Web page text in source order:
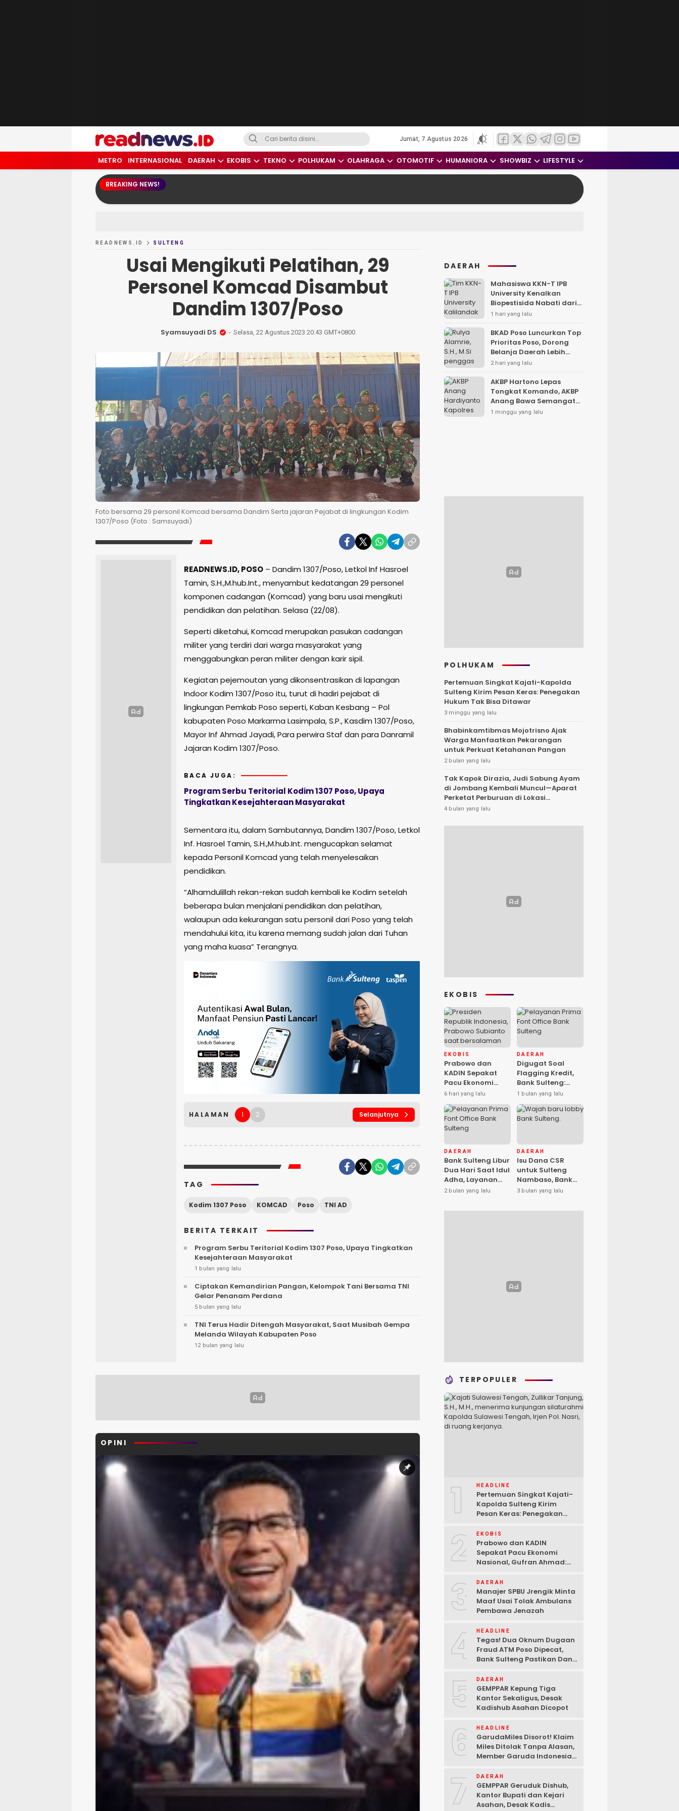
readnews.id
Berita Terkini, Update Terbaru Hari ini dari Indonesia dan Dunia
Jumat, 7 Agustus 2026
METRO INTERNASIONAL DAERAH EKOBIS TEKNO POLHUKAM OLAHRAGA OTOMOTIF HUMANIORA SHOWBIZ LIFESTYLE
BREAKING NEWS!
READNEWS.ID SULTENG
Usai Mengikuti Pelatihan, 29
Personel Komcad Disambut
Dandim 1307/Poso
Syamsuyadi DS Selasa, 22 Agustus 2023 20:43 GMT+0800
Foto bersama 29 personil Komcad bersama Dandim Serta jajaran Pejabat di lingkungan Kodim
1307/Poso (Foto : Samsuyadi)
READNEWS.ID, POSO – Dandim 1307/Poso, Letkol Inf Hasroel
Tamin, S.H.,M.hub.Int., menyambut kedatangan 29 personel
komponen cadangan (Komcad) yang baru usai mengikuti
pendidikan dan pelatihan. Selasa (22/08).
Seperti diketahui, Komcad merupakan pasukan cadangan
militer yang terdiri dari warga masyarakat yang
menggabungkan peran militer dengan karir sipil.
Kegiatan pejemoutan yang dikonsentrasikan di lapangan
Indoor Kodim 1307/Poso itu, turut di hadiri pejabat di
lingkungan Pemkab Poso seperti, Kaban Kesbang – Pol
kabupaten Poso Markarma Lasimpala, S.P., Kasdim 1307/Poso,
Mayor Inf Ahmad Jayadi, Para perwira Staf dan para Danramil
Jajaran Kodim 1307/Poso.
BACA JUGA:
Program Serbu Teritorial Kodim 1307 Poso, Upaya
Tingkatkan Kesejahteraan Masyarakat
Sementara itu, dalam Sambutannya, Dandim 1307/Poso, Letkol
Inf. Hasroel Tamin, S.H.,M.hub.Int. mengucapkan selamat
kepada Personil Komcad yang telah menyelesaikan
pendidikan.
“Alhamdulillah rekan-rekan sudah kembali ke Kodim setelah
beberapa bulan menjalani pendidikan dan pelatihan,
walaupun ada kekurangan satu personil dari Poso yang telah
mendahului kita, itu karena memang sudah jalan dari Tuhan
yang maha kuasa” Terangnya.
HALAMAN 1 2 Selanjutnya
TAG
Kodim 1307 Poso KOMCAD Poso TNI AD
BERITA TERKAIT
Program Serbu Teritorial Kodim 1307 Poso, Upaya Tingkatkan
Kesejahteraan Masyarakat
1 bulan yang lalu
Ciptakan Kemandirian Pangan, Kelompok Tani Bersama TNI
Gelar Penanam Perdana
5 bulan yang lalu
TNI Terus Hadir Ditengah Masyarakat, Saat Musibah Gempa
Melanda Wilayah Kabupaten Poso
12 bulan yang lalu
OPINI
DAERAH
Mahasiswa KKN-T IPB
University Kenalkan
Biopestisida Nabati dari
Daun Pepaya
1 hari yang lalu
BKAD Poso Luncurkan Top
Prioritas Poso, Dorong
Belanja Daerah Lebih
Efektif dan Tepat
2 hari yang lalu
AKBP Hartono Lepas
Tongkat Komando, AKBP
Anang Bawa Semangat
Baru untuk Polres
1 minggu yang lalu
POLHUKAM
Pertemuan Singkat Kajati-Kapolda
Sulteng Kirim Pesan Keras: Penegakan
Hukum Tak Bisa Ditawar
3 minggu yang lalu
Bhabinkamtibmas Mojotrisno Ajak
Warga Manfaatkan Pekarangan
untuk Perkuat Ketahanan Pangan
2 bulan yang lalu
Tak Kapok Dirazia, Judi Sabung Ayam
di Jombang Kembali Muncul—Aparat
Perketat Perburuan di Lokasi
Tersembunyi
4 bulan yang lalu
EKOBIS
EKOBIS
Prabowo dan
KADIN Sepakat
Pacu Ekonomi
Nasional, Gufran
Ahmad: Sulteng
Siap Ambil Peran
6 hari yang lalu
DAERAH
Digugat Soal
Flagging Kredit,
Bank Sulteng:
Kebijakan Berlaku
untuk Seluruh
Debitur ASN
1 bulan yang lalu
DAERAH
Bank Sulteng Libur
Dua Hari Saat Idul
Adha, Layanan
Kas Kembali
2 bulan yang lalu
DAERAH
Isu Dana CSR
untuk Sulteng
Nambaso, Bank
Sulteng Tegas
3 bulan yang lalu
TERPOPULER
1 HEADLINE
Pertemuan Singkat Kajati-
Kapolda Sulteng Kirim
Pesan Keras: Penegakan
2 EKOBIS
Prabowo dan KADIN
Sepakat Pacu Ekonomi
Nasional, Gufran Ahmad:
3 DAERAH
Manajer SPBU Jrengik Minta
Maaf Usai Tolak Ambulans
Pembawa Jenazah
4 HEADLINE
Tegas! Dua Oknum Dugaan
Fraud ATM Poso Dipecat,
Bank Sulteng Pastikan Dana
5 DAERAH
GEMPPAR Kepung Tiga
Kantor Sekaligus, Desak
Kadishub Asahan Dicopot
6 HEADLINE
GarudaMiles Disorot! Klaim
Miles Ditolak Tanpa Alasan,
Member Garuda Indonesia
7 DAERAH
GEMPPAR Geruduk Dishub,
Kantor Bupati dan Kejari
Asahan, Desak Kadis